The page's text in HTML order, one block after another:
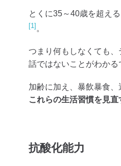
とくに35～40歳を超え
[1] 。
つまり何もしなくても
話ではないことがわかる
加齢に加え、暴飲暴食
これらの生活習慣を見
抗酸化能力